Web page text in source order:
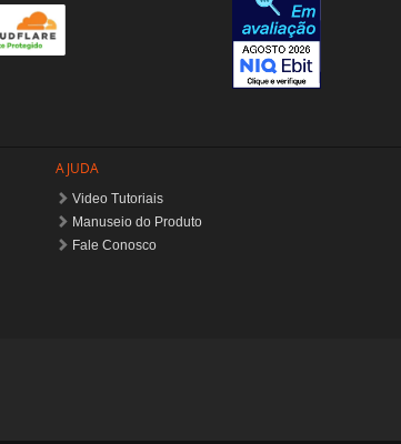
AJUDA
Video Tutoriais
Manuseio do Produto
Fale Conosco